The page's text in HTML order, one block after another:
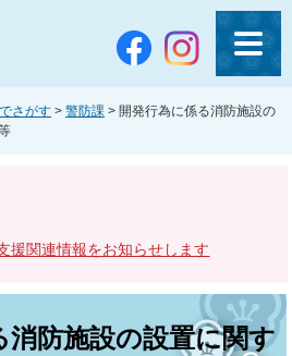
さがす > 警防課 > 開発行為に係る消防施設の
援関連情報をお知らせします
消防施設の設置に関す